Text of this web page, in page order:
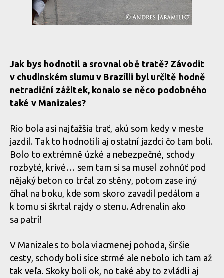
Jak bys hodnotil a srovnal obě tratě? Závodit
v chudinském slumu v Brazílii byl určitě hodně
netradiční zážitek, konalo se něco podobného
také v Manizales?
Rio bola asi najťažšia trať, akú som kedy v meste
jazdil. Tak to hodnotili aj ostatní jazdci čo tam boli.
Bolo to extrémně úzké a nebezpečné, schody
rozbyté, krivé… sem tam si sa musel zohnůť pod
nějaký beton co trčal zo stěny, potom zase iný
číhal na boku, kde som skoro zavadil pedálom a
k tomu si škrtal rajdy o stenu. Adrenalin ako
sa patrí!
V Manizales to bola viacmenej pohoda, širšie
cesty, schody boli síce strmé ale nebolo ich tam až
tak veľa. Skoky boli ok, no také aby to zvládli aj